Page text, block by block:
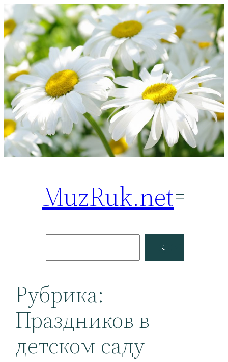
Перейти
к
содержимому
MuzRuk.net
Facebook
Рубрика:
Праздников в
детском саду